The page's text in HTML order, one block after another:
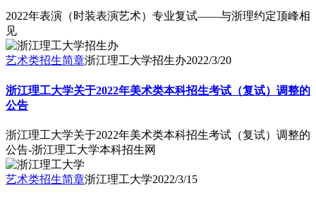
2022年表演（时装表演艺术）专业复试——与浙理约定顶峰相
见
艺术类招生简章浙江理工大学招生办2022/3/20
浙江理工大学关于2022年美术类本科招生考试（复试）调整的
公告
浙江理工大学关于2022年美术类本科招生考试（复试）调整的
公告-浙江理工大学本科招生网
艺术类招生简章浙江理工大学2022/3/15